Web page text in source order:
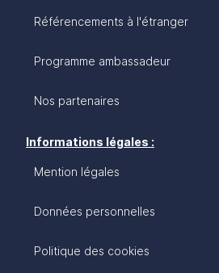
Référencements à l'étranger
Programme ambassadeur
Nos partenaires
Informations légales :
Mention légales
Données personnelles
Politique des cookies